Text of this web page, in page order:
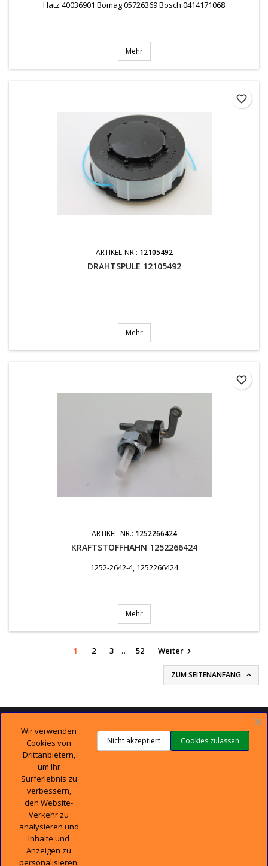
Hatz 40036901 Bomag 05726369 Bosch 0414171068
Mehr
ARTIKEL-NR.: 12105492
DRAHTSPULE 12105492
Mehr
favorite_border
ARTIKEL-NR.: 1252266424
KRAFTSTOFFHAHN 1252266424
1252-2642-4, 1252266424
Mehr
favorite_border
1 2 3 … 52 Weiter 
ZUM SEITENANFANG 
TECHNISCHER SUPPORT 
UNTERNEHMEN 
IHR KONTO
CONTACT
Wir verwenden
Cookies von
Drittanbietern,
um Ihr
Surferlebnis zu
verbessern,
den Website-
Verkehr zu
analysieren und
Inhalte und
Anzeigen zu
personalisieren.
Cookies zulassen
Nicht akzeptiert